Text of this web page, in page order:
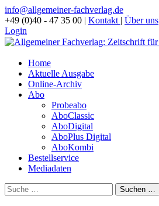
info@allgemeiner-fachverlag.de
+49 (0)40 - 47 35 00 | Kontakt | Über uns
Login
Home
Aktuelle Ausgabe
Online-Archiv
Abo
Probeabo
AboClassic
AboDigital
AboPlus Digital
AboKombi
Bestellservice
Mediadaten